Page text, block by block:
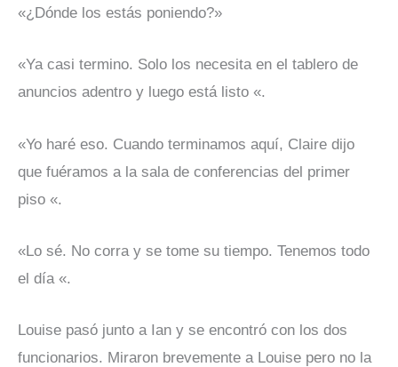
«¿Dónde los estás poniendo?»
«Ya casi termino. Solo los necesita en el tablero de
anuncios adentro y luego está listo «.
«Yo haré eso. Cuando terminamos aquí, Claire dijo
que fuéramos a la sala de conferencias del primer
piso «.
«Lo sé. No corra y se tome su tiempo. Tenemos todo
el día «.
Louise pasó junto a Ian y se encontró con los dos
funcionarios. Miraron brevemente a Louise pero no la